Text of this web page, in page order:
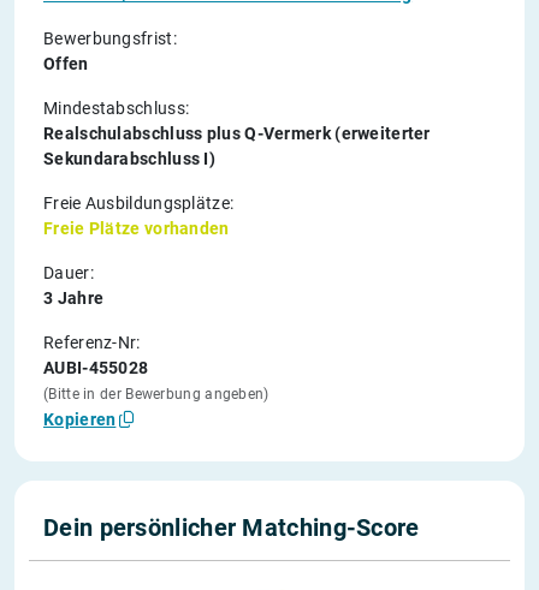
Bewerbungsfrist:
Offen
Mindestabschluss:
Realschulabschluss plus Q-Vermerk (erweiterter
Sekundarabschluss I)
Freie Ausbildungsplätze:
Freie Plätze vorhanden
Dauer:
3 Jahre
Referenz-Nr:
AUBI-455028
(Bitte in der Bewerbung angeben)
Kopieren
Dein persönlicher Matching-Score